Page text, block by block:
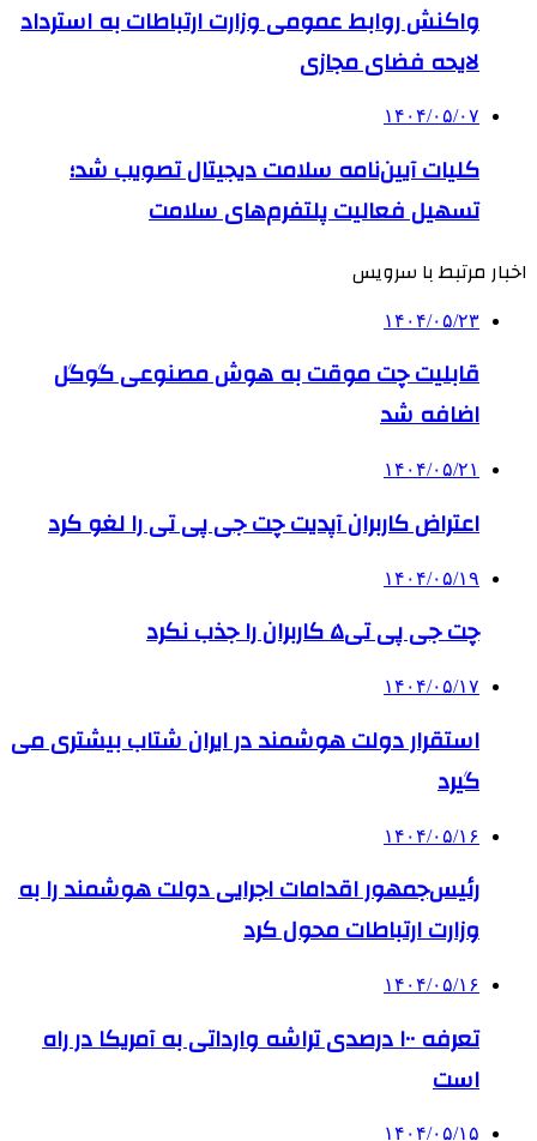
واکنش روابط عمومی وزارت ارتباطات به استرداد
لایحه فضای مجازی
۱۴۰۴/۰۵/۰۷
کلیات آیین‌نامه سلامت دیجیتال تصویب شد؛
تسهیل فعالیت پلتفرم‌های سلامت
اخبار مرتبط با سرویس
۱۴۰۴/۰۵/۲۳
قابلیت چت موقت به هوش مصنوعی گوگل
اضافه شد
۱۴۰۴/۰۵/۲۱
اعتراض کاربران آپدیت چت جی پی تی را لغو کرد
۱۴۰۴/۰۵/۱۹
چت جی پی تی۵ کاربران را جذب نکرد
۱۴۰۴/۰۵/۱۷
استقرار دولت هوشمند در ایران شتاب بیشتری می
گیرد
۱۴۰۴/۰۵/۱۶
رئیس‌جمهور اقدامات اجرایی دولت هوشمند را به
وزارت ارتباطات محول کرد
۱۴۰۴/۰۵/۱۶
تعرفه ۱۰۰ درصدی تراشه وارداتی به آمریکا در راه
است
۱۴۰۴/۰۵/۱۵